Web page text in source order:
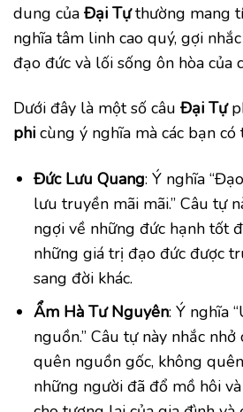
dung của Đại Tựthường mang
nghĩa tâm linh cao quý, gợi
đạo đức và lối sống ôn hòa của
Dưới đây là một số câu Đại Tự
phi cùng ý nghĩa mà các bạn có
Đức Lưu Quang: Ý nghĩa
lưu truyền mãi mãi.” Câu tự
ngợi về những đức hạnh tốt
những giá trị đạo đức được
sang đời khác.
Ẩm Hà Tư Nguyên: Ý nghĩa
nguồn.” Câu tự này nhắc
quên nguồn gốc, không
những người đã đổ mồ hôi